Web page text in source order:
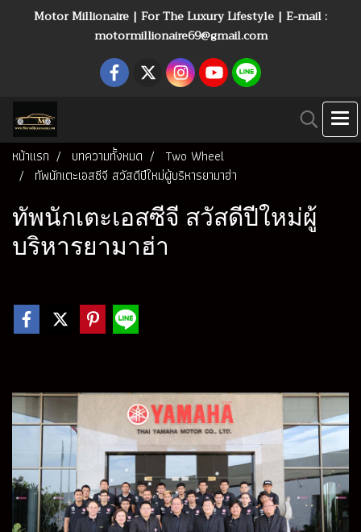
Motor Millionaire | For The Luxury Lifestyle | E-mail :
motormillionaire69@gmail.com
หน้าแรก บทความทั้งหมด
Two Wheel
ทัพนักเตะเอสซีจี สวัสดีปีใหม่ผู้บริหารยามาฮ่า
ทัพนักเตะเอสซีจี สวัสดีปีใหม่ผู้
บริหารยามาฮ่า